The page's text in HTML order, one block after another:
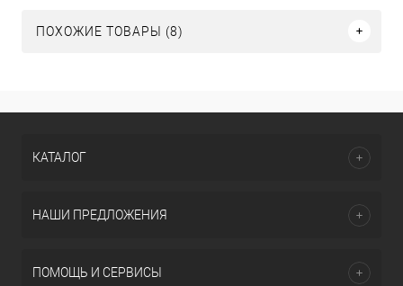
ПОХОЖИЕ ТОВАРЫ (8)
КАТАЛОГ
НАШИ ПРЕДЛОЖЕНИЯ
ПОМОЩЬ И СЕРВИСЫ